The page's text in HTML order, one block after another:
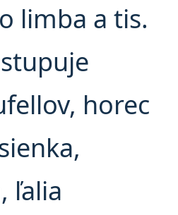
limba a tis.
horec
ľalia